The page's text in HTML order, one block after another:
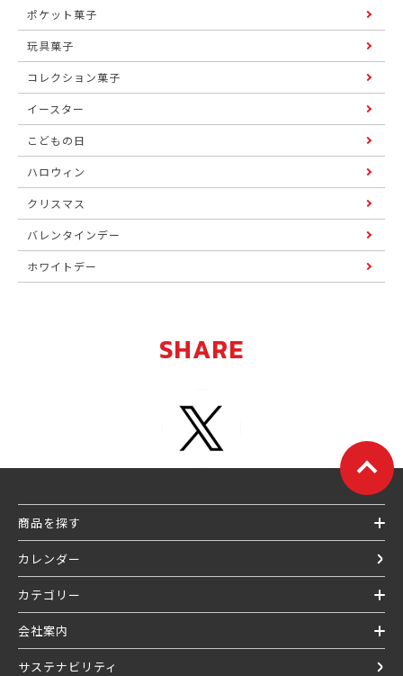
ポケット菓子
玩具菓子
コレクション菓子
イースター
こどもの日
ハロウィン
クリスマス
バレンタインデー
ホワイトデー
SHARE
商品を探す
カレンダー
カテゴリー
会社案内
サステナビリティ